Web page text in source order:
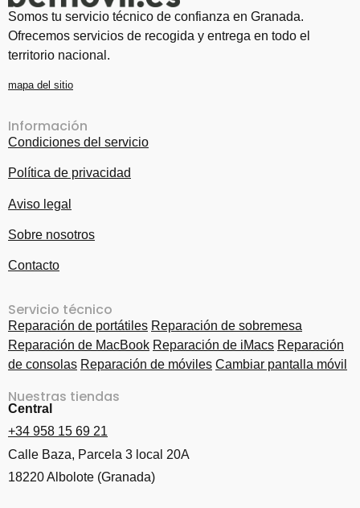
Somos tu servicio técnico de confianza en Granada.
Ofrecemos servicios de recogida y entrega en todo el
territorio nacional.
mapa del sitio
Información
Condiciones del servicio
Política de privacidad
Aviso legal
Sobre nosotros
Contacto
Servicio técnico
Reparación de portátiles Reparación de sobremesa
Reparación de MacBook Reparación de iMacs Reparación
de consolas Reparación de móviles Cambiar pantalla móvil
Nuestras tiendas
Central
+34 958 15 69 21
Calle Baza, Parcela 3 local 20A
18220 Albolote (Granada)